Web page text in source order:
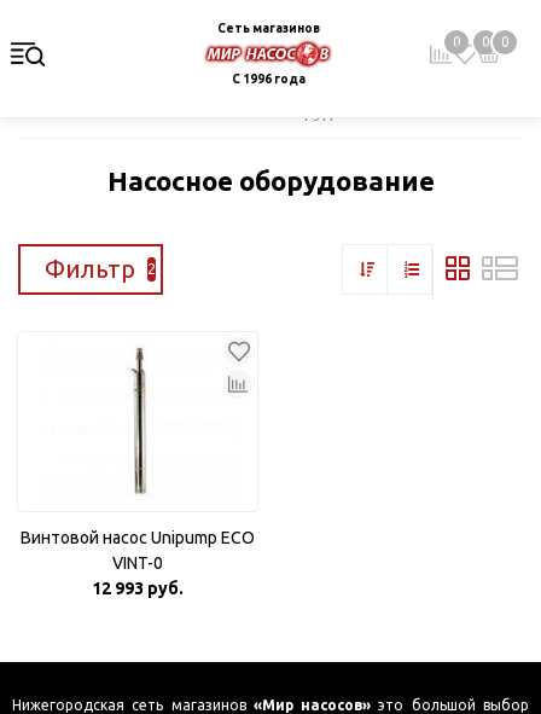
Сеть магазинов
С 1996 года
0 0 0
Насосное оборудование
Фильтр 2
Винтовой насос Unipump ECO
VINT-0
12 993 руб.
Нижегородская сеть магазинов «Мир насосов» это большой выбор